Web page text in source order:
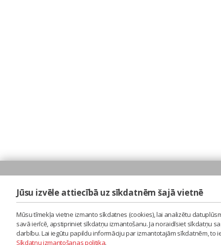
Jūsu izvēle attiecībā uz sīkdatnēm šajā vietnē
Mūsu tīmekļa vietne izmanto sīkdatnes (cookies), lai analizētu
savā ierīcē, apstipriniet sīkdatņu izmantošanu. Ja noraidīsiet sīkdatņu
darbību. Lai iegūtu papildu informāciju par izmantotajām sīkdatnēm,
Sīkdatņu izmantošanas politika.